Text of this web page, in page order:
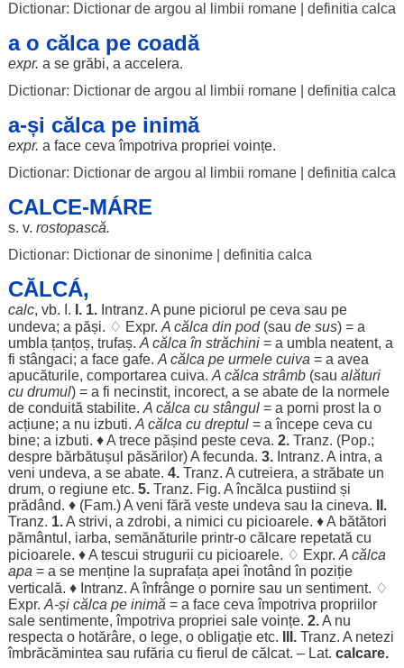
Dictionar: Dictionar de argou al limbii romane| definitia calca
a o călca pe coadă
expr. a se grăbi, a accelera.
Dictionar: Dictionar de argou al limbii romane| definitia calca
a-și călca pe inimă
expr. a facecevaîmpotriva propriei voințe.
Dictionar: Dictionar de argou al limbii romane| definitia calca
CALCE-MÁRE
s. v. rostopască.
Dictionar: Dictionar de sinonime| definitia calca
CĂLCÁ,
calc, vb. I. I. 1.Intranz. A pune piciorul pe ceva sau pe
undeva; a păși. ♢ Expr. A călca din pod(sau de sus) = a
umbla țanțoș, trufaș. A călca în străchini= a umbla neatent, a
fi stângaci; a face gafe. A călca pe urmelecuiva = a avea
apucăturile, comportarea cuiva. A călca strâmb(sau alături
cu drumul) = a fi necinstit, incorect, a se abatede la normele
de conduită stabilite. A călca cu stângul= a porni prostla o
acțiune; a nu izbuti. A călca cu dreptul= aîncepeceva cu
bine; a izbuti. ♦ A trece pășind pesteceva. 2.Tranz. (Pop.;
despre bărbătușul păsărilor) A fecunda. 3.Intranz. A intra, a
veni undeva, a se abate. 4.Tranz. A cutreiera, a străbateun
drum, o regiuneetc. 5.Tranz. Fig. Aîncălca pustiind și
prădând. ♦ (Fam.) A veni fără veste undeva sau la cineva.
II.
Tranz. 1.A strivi, a zdrobi, a nimici cu picioarele. ♦ A bătători
pământul , iarba, semănăturileprintr-o călcare repetată cu
picioarele. ♦ A tescui strugurii cu picioarele. ♢ Expr. A călca
apa = a se menținela suprafața apei înotând în poziție
verticală. ♦ Intranz. Aînfrângeo porniresau un sentiment. ♢
Expr. A-și călca pe inimă = a facecevaîmpotriva propriilor
sale sentimente,împotriva propriei sale voințe. 2.A nu
respecta o hotărâre, o lege, o obligațieetc. III.Tranz. A netezi
îmbrăcămintea sau rufăria cu fierul de călcat. – Lat. calcare.